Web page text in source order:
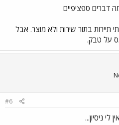
דברים ספציפיים
תיירות בתור שירות ולא מוצר. אבל
על טבק.
#6
ניסיון...